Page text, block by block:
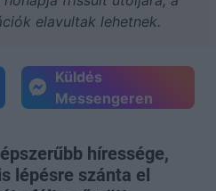
elavultak lehetnek.
Küldés
Messengeren
híressége,
lépésre szánta el